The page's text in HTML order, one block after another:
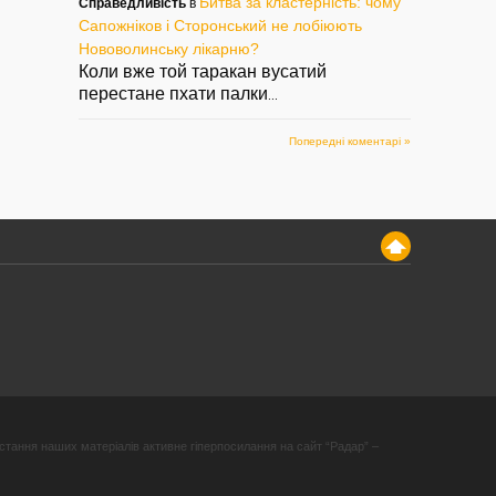
Справедливість в
Сапожніков і Сторонський не лобіюють
Нововолинську лікарню?
Коли вже той таракан вусатий
перестане пхати палки
Попередні коментарі »
наших матеріалів активне гіперпосилання на сайт “Радар” –